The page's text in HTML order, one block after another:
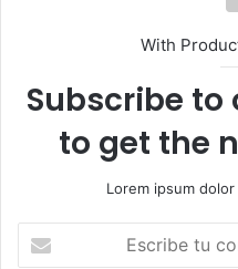
With
Subscribe
to get the
Lorem ipsum